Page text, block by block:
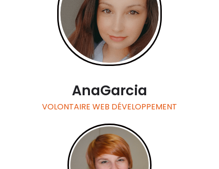
AnaGarcia
VOLONTAIRE WEB DÉVELOPPEMENT